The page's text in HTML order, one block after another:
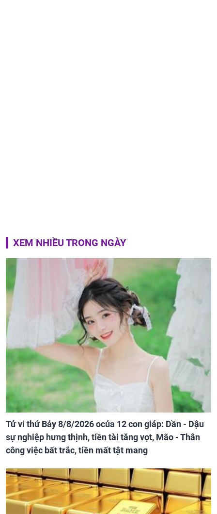
XEM NHIỀU TRONG NGÀY
Tử vi thứ Bảy 8/8/2026 ocủa 12 con giáp: Dần - Dậu
sự nghiệp hưng thịnh, tiền tài tăng vọt, Mão - Thân
công việc bất trắc, tiền mất tật mang